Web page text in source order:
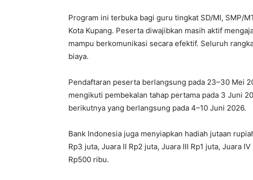
Program ini terbuka bagi guru tingkat SD/MI, SMP/
Kota Kupang. Peserta diwajibkan masih aktif
mampu berkomunikasi secara efektif. Seluruh
biaya.
Pendaftaran peserta berlangsung pada 23–30 Mei
mengikuti pembekalan tahap pertama pada 3 Juni
berikutnya yang berlangsung pada 4–10 Juni 2026.
Bank Indonesia juga menyiapkan hadiah jutaan
Rp3 juta, Juara II Rp2 juta, Juara III Rp1 juta, Juara
Rp500 ribu.